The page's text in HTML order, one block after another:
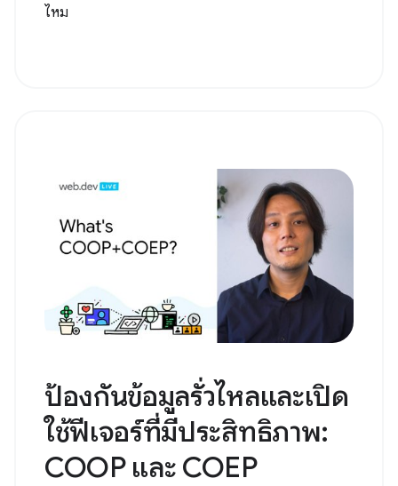
ไหม
ป้องกันข้อมูลรั่วไหลและเปิด
ใช้ฟีเจอร์ที่มีประสิทธิภาพ:
COOP และ COEP